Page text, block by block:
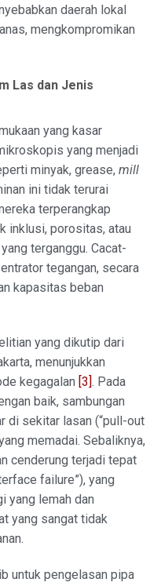
daerah lokal
mengkompromikan
Las dan Jenis
yang kasar
yang menjadi
minyak, grease, mill
ini tidak terurai
terperangkap
inklusi, porositas, atau
terganggu. Cacat-
tegangan, secara
kapasitas beban
yang dikutip dari
menunjukkan
kegagalan [3] . Pada
baik, sambungan
di sekitar lasan (“pull-out
memadai. Sebaliknya,
cenderung terjadi tepat
failure”), yang
yang lemah dan
yang sangat tidak
untuk pengelasan pipa